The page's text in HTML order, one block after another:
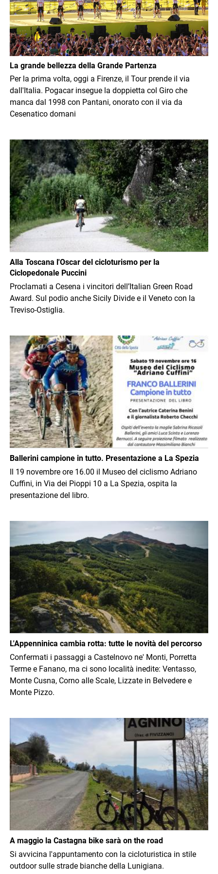
La grande bellezza della Grande Partenza
Per la prima volta, oggi a Firenze, il Tour prende il via
dall'Italia. Pogacar insegue la doppietta col Giro che
manca dal 1998 con Pantani, onorato con il via da
Cesenatico domani
Immagine
Alla Toscana l'Oscar del cicloturismo per la
Ciclopedonale Puccini
Proclamati a Cesena i vincitori dell’Italian Green Road
Award. Sul podio anche Sicily Divide e il Veneto con la
Treviso-Ostiglia.
Immagine
Ballerini campione in tutto. Presentazione a La Spezia
Il 19 novembre ore 16.00 il Museo del ciclismo Adriano
Cuffini, in Via dei Pioppi 10 a La Spezia, ospita la
presentazione del libro.
L'Appenninica cambia rotta: tutte le novità del percorso
Confermati i passaggi a Castelnovo ne' Monti, Porretta
Terme e Fanano, ma ci sono località inedite: Ventasso,
Monte Cusna, Corno alle Scale, Lizzate in Belvedere e
Monte Pizzo.
A maggio la Castagna bike sarà on the road
Si avvicina l'appuntamento con la cicloturistica in stile
outdoor sulle strade bianche della Lunigiana.